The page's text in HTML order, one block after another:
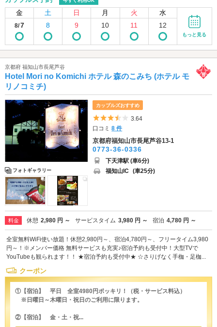
金 土 日 月 火 水
8/7 8 9 10 11 12
もっと見る
京都府 福知山市長尾芦谷
Hotel Mori no Komichi ホテル 森のこみち (ホテル モ
リノコミチ)
フォトギャラリー
カップルズおすすめ
5つ星のうち3.5
3.64
口コミ8 件
京都府福知山市長尾芦谷13-1
0773-36-0336
下天津駅 (車6分)
福知山IC (車25分)
料金 休憩 2,980 円 ～ サービスタイム 3,980 円 ～ 宿泊 4,780 円 ～
全室無料WiFi使い放題！休憩2,980円～、宿泊4,780円～、フリータイム3,980
円～！※メンバー価格 無料サービスも充実♪宿泊予約も受付中！大型TVで
YouTubeも観られます！！ ★宿泊予約も受付中★ ☆さりげなく手枷・足枷...
クーポン
①【宿泊】 平日 全室4980円ポッキリ！（税・サービス料込）
※日曜日～木曜日・祝日のご利用に限ります。
②【宿泊】 金・土・祝...